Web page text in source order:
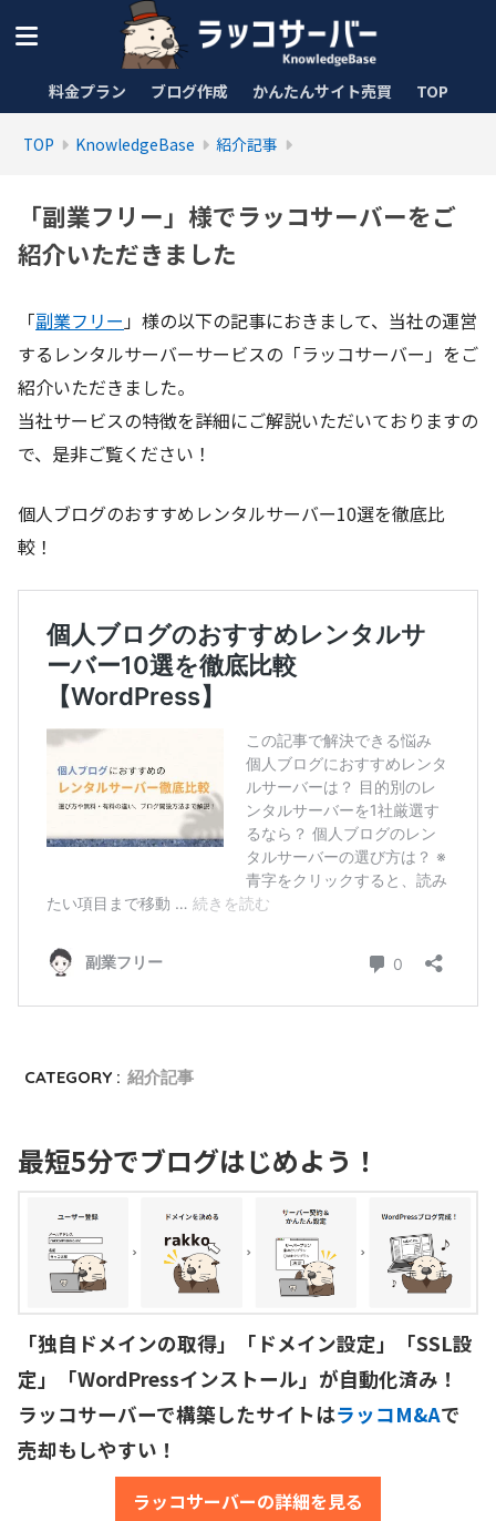
料金プラン ブログ作成 かんたんサイト売買 TOP
TOP KnowledgeBase 紹介記事
「副業フリー」様でラッコサーバーをご
紹介いただきました
「副業フリー 」様の以下の記事におきまして、当社の運営
するレンタルサーバーサービスの「ラッコサーバー」をご
紹介いただきました。
当社サービスの特徴を詳細にご解説いただいておりますの
で、是非ご覧ください！
個人ブログのおすすめレンタルサーバー10選を徹底比
較！
CATEGORY : 紹介記事
最短5分でブログはじめよう！
「独自ドメインの取得」「ドメイン設定」「SSL設
定」「WordPressインストール」が自動化済み！
ラッコサーバーで構築したサイトはラッコM&Aで
売却もしやすい！
ラッコサーバーの詳細を見る